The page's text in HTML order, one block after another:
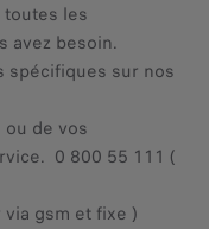
les
avez besoin.
spécifiques sur nos
de vos
0 800 55 111 (
gsm et fixe )